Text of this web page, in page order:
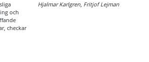
och
checkar
Hjalmar Karlgren, Fritjof Lejman